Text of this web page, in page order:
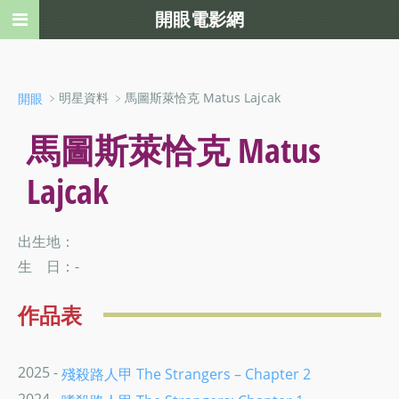
開眼 ﹥明星資料 ﹥馬圖斯萊恰克 Matus Lajcak
馬圖斯萊恰克 Matus
Lajcak
出生地：
生 日：-
作品表
2025 -殘殺路人甲 The Strangers – Chapter 2
開眼電影網